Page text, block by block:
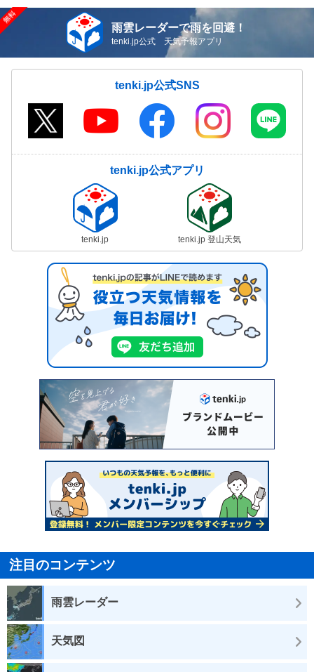
雨雲レーダーで雨を回避！
tenki.jp公式 天気予報アプリ
tenki.jp公式SNS
tenki.jp公式アプリ
tenki.jp tenki.jp 登山天気
注目のコンテンツ
雨雲レーダー
天気図